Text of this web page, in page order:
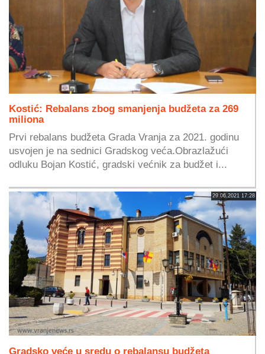
Kostić: Rebalans zbog smanjenja budžeta za 269
miliona
Prvi rebalans budžeta Grada Vranja za 2021. godinu
usvojen je na sednici Gradskog veća.Obrazlažući
odluku Bojan Kostić, gradski većnik za budžet i...
29.06.2021 17:28
Gradsko veće u sredu o rebalansu budžeta